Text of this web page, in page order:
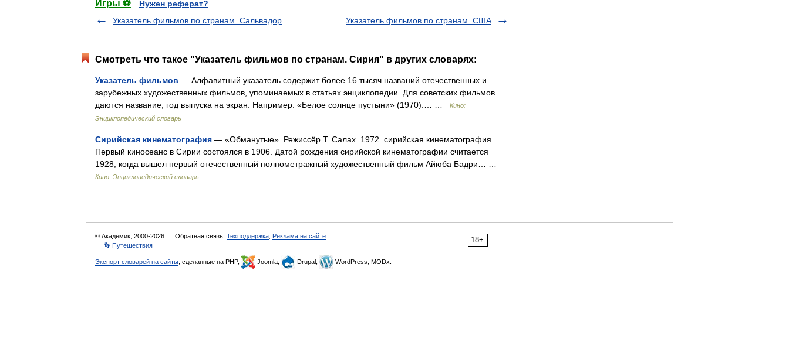
Игры ⚽
Нужен реферат?
Указатель фильмов по странам. Сальвадор
Указатель фильмов по странам. США
Смотреть что такое "Указатель фильмов по странам. Сирия" в других словарях:
Указатель фильмов — Алфавитный указатель содержит более 16 тысяч названий отечественных и
зарубежных художественных фильмов, упоминаемых в статьях энциклопедии. Для советских фильмов
даются название, год выпуска на экран. Например: «Белое солнце пустыни» (1970).… …
Кино:
Энциклопедический словарь
Сирийская кинематография — «Обманутые». Режиссёр Т. Салах. 1972. сирийская кинематография.
Первый киносеанс в Сирии состоялся в 1906. Датой рождения сирийской кинематографии считается
1928, когда вышел первый отечественный полнометражный художественный фильм Айюба Бадри… …
Кино: Энциклопедический словарь
18+
© Академик, 2000-2026 Обратная связь: Техподдержка Реклама на сайте
👣 Путешествия
Экспорт словарей на сайты , сделанные на PHP, Joomla, Drupal, WordPress, MODx.